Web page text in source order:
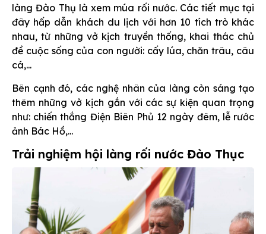
làng Đào Thụ là xem múa rối nước. Các tiết mục tại
đây hấp dẫn khách du lịch với hơn 10 tích trò khác
nhau, từ những vở kịch truyền thống, khai thác chủ
đề cuộc sống của con người: cấy lúa, chăn trâu, câu
cá,...
Bên cạnh đó, các nghệ nhân của làng còn sáng tạo
thêm những vở kịch gắn với các sự kiện quan trọng
như: chiến thắng Điện Biên Phủ 12 ngày đêm, lễ rước
ảnh Bác Hồ,...
Trải nghiệm hội làng rối nước Đào Thục